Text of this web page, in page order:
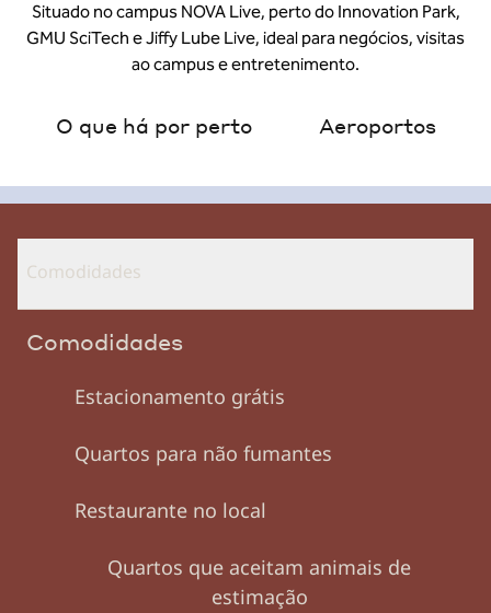
Situado no campus NOVA Live, perto do Innovation Park,
GMU SciTech e Jiffy Lube Live, ideal para negócios, visitas
ao campus e entretenimento.
O que há por perto Aeroportos
Comodidades
Comodidades
Estacionamento grátis
Quartos para não fumantes
Restaurante no local
Quartos que aceitam animais de
estimação